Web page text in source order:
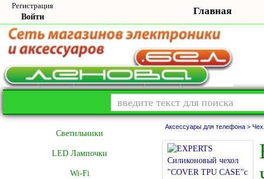
Регистрация
Войти
Главная
Cветильники
LED Лампочки
Wi-Fi
Аксессуары для телефона >